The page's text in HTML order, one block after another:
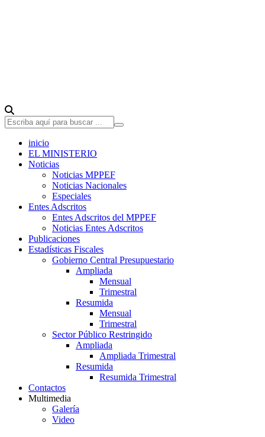
inicio
EL MINISTERIO
Noticias
Noticias MPPEF
Noticias Nacionales
Especiales
Entes Adscritos
Entes Adscritos del MPPEF
Noticias Entes Adscritos
Publicaciones
Estadísticas Fiscales
Gobierno Central Presupuestario
Ampliada
Mensual
Trimestral
Resumida
Mensual
Trimestral
Sector Público Restringido
Ampliada
Ampliada Trimestral
Resumida
Resumida Trimestral
Contactos
Multimedia
Galería
Video